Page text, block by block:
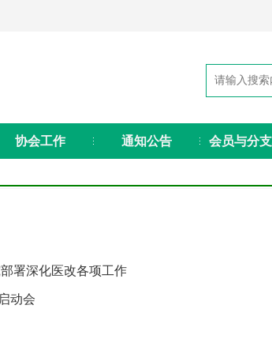
协会工作 通知公告 会员与分
署深化医改各项工作
动会